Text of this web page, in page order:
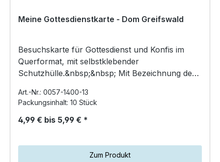
Meine Gottesdienstkarte - Dom Greifswald
Besuchskarte für Gottesdienst und Konfis im
Querformat, mit selbstklebender
Schutzhülle.&nbsp;&nbsp; Mit Bezeichnung der
Art.-Nr.: 0057-1400-13
Packungsinhalt: 10 Stück
4,99 € bis 5,99 € *
Zum Produkt